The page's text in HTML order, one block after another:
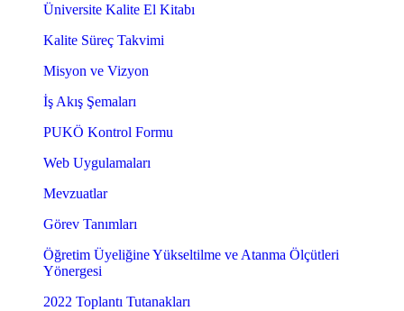
Üniversite Kalite El Kitabı
Kalite Süreç Takvimi
Misyon ve Vizyon
İş Akış Şemaları
PUKÖ Kontrol Formu
Web Uygulamaları
Mevzuatlar
Görev Tanımları
Öğretim Üyeliğine Yükseltilme ve Atanma Ölçütleri
Yönergesi
2022 Toplantı Tutanakları